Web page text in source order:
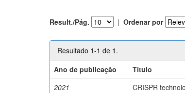
Result./Pág. | Ordenar por
Resultado 1-1 de 1.
Ano de publicação
Título
2021
CRISPR